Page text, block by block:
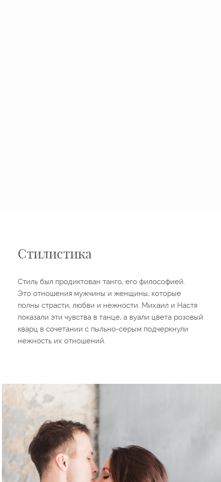
Стилистика
Стиль был продиктован танго, его философией.
Это отношения мужчины и женщины, которые
полны страсти, любви и нежности. Михаил и Настя
показали эти чувства в танце, а вуали цвета розовый
кварц в сочетании с пыльно-серым подчеркнули
нежность их отношений.